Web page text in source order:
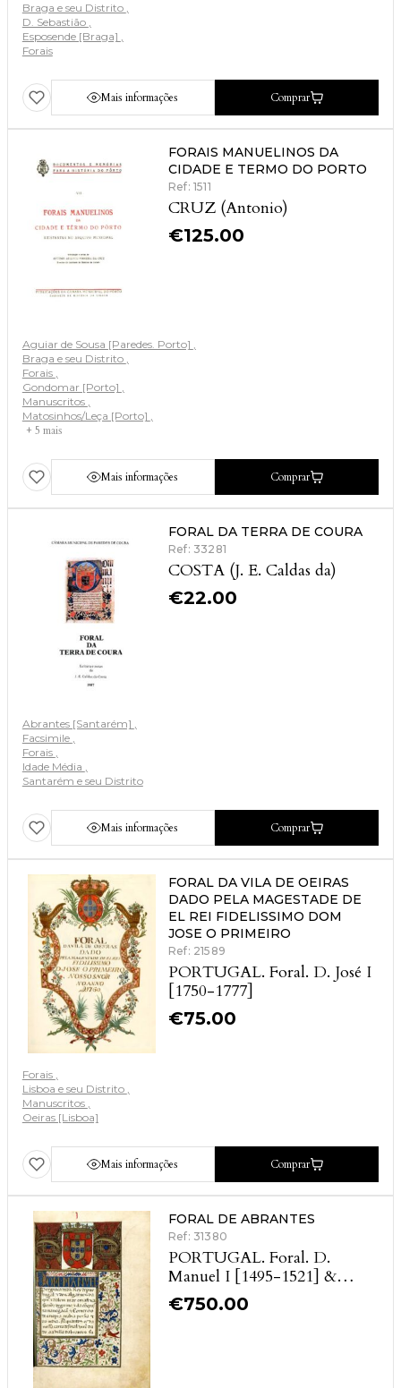
Braga e seu Distrito
D. Sebastião
Esposende [Braga]
Forais
Mais informações Comprar
FORAIS MANUELINOS DA
CIDADE E TERMO DO PORTO
Ref: 1511
CRUZ (Antonio)
€125.00
Aguiar de Sousa [Paredes. Porto]
Braga e seu Distrito
Forais
Gondomar [Porto]
Manuscritos
Matosinhos/Leça [Porto]
+ 5 mais
Mais informações Comprar
FORAL DA TERRA DE COURA
Ref: 33281
COSTA (J. E. Caldas da)
€22.00
Abrantes [Santarém]
Facsimile
Forais
Idade Média
Santarém e seu Distrito
Mais informações Comprar
FORAL DA VILA DE OEIRAS
DADO PELA MAGESTADE DE
EL REI FIDELISSIMO DOM
JOSE O PRIMEIRO
Ref: 21589
PORTUGAL. Foral. D. José I
[1750-1777]
€75.00
Forais
Lisboa e seu Distrito
Manuscritos
Oeiras [Lisboa]
Mais informações Comprar
FORAL DE ABRANTES
Ref: 31380
PORTUGAL. Foral. D.
Manuel I [1495-1521] &
PEREIRA (Maria do Carmo
Jasmins)
€750.00